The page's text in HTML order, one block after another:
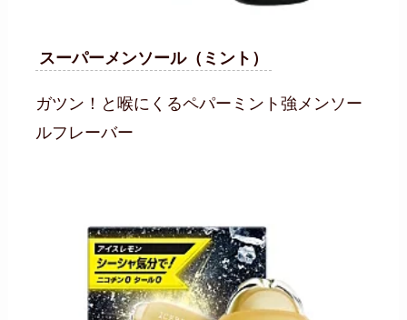
スーパーメンソール（ミント）
ガツン！と喉にくるペパーミント強メンソー
ルフレーバー